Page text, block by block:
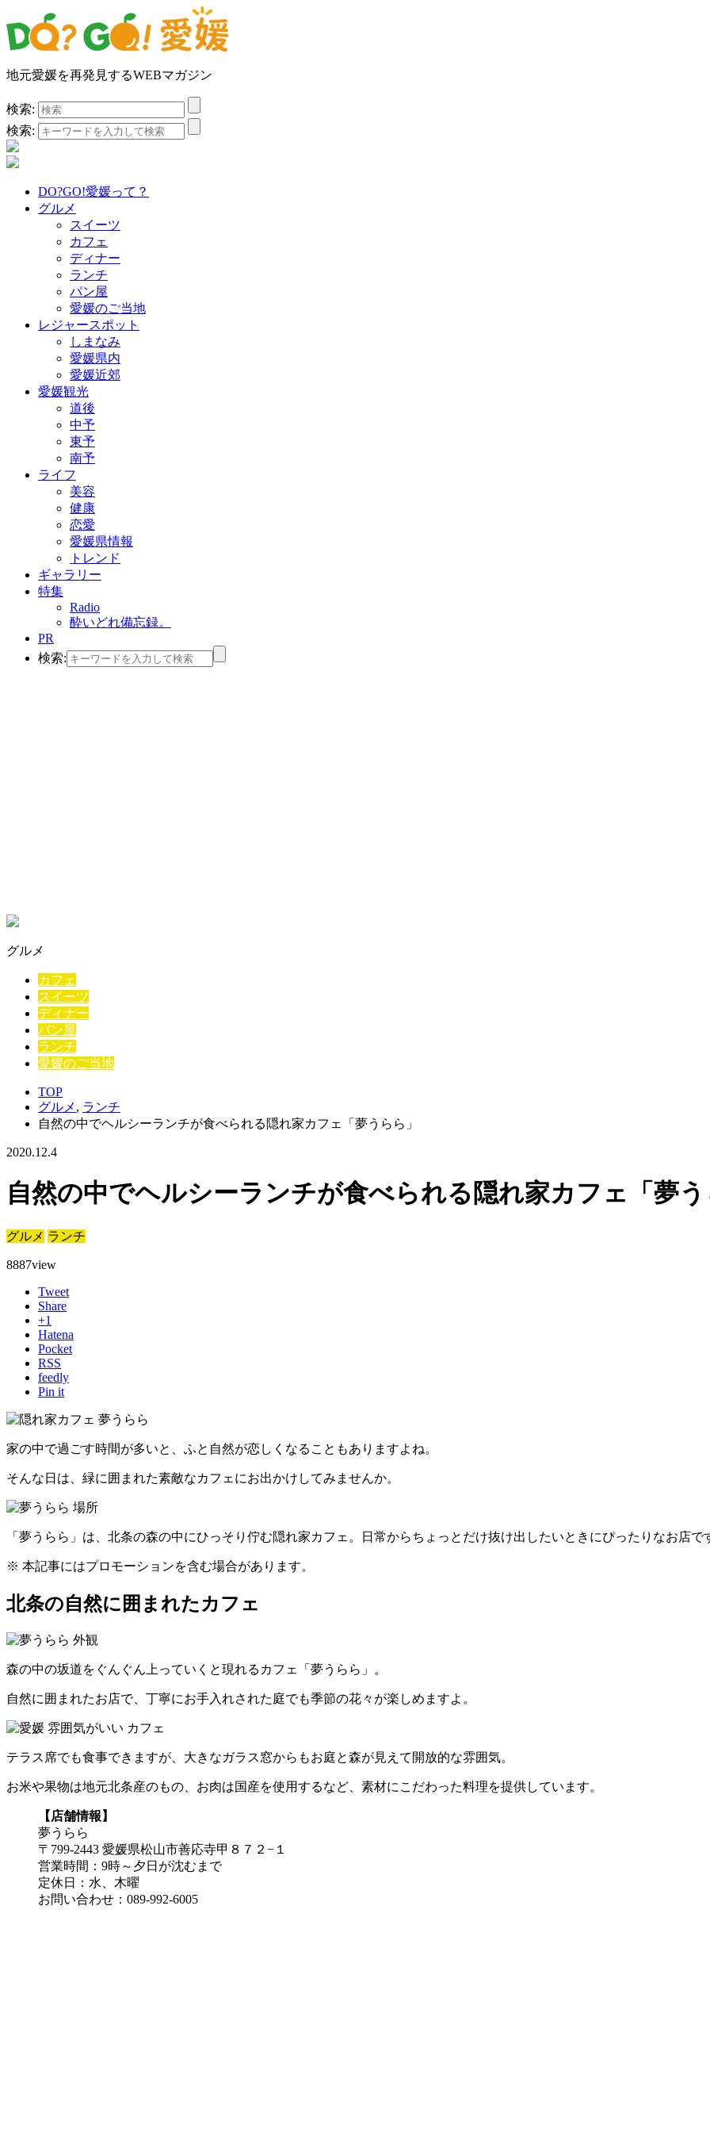
地元愛媛を再発見するWEBマガジン
検索:
検索:
DO?GO!愛媛って？
グルメ
スイーツ
カフェ
ディナー
ランチ
パン屋
愛媛のご当地
レジャースポット
しまなみ
愛媛県内
愛媛近郊
愛媛観光
道後
中予
東予
南予
ライフ
美容
健康
恋愛
愛媛県情報
トレンド
ギャラリー
特集
Radio
酔いどれ備忘録。
PR
検索:
グルメ
カフェ
スイーツ
ディナー
パン屋
ランチ
愛媛のご当地
TOP
グルメ , ランチ
自然の中でヘルシーランチが食べられる隠れ家カフェ「夢うらら」
2020.12.4
自然の中でヘルシーランチが食べられる隠れ家カフェ「夢
グルメ ランチ
8887view
Tweet
Share
+1
Hatena
Pocket
RSS
feedly
Pin it
家の中で過ごす時間が多いと、ふと自然が恋しくなることもありますよね。
そんな日は、緑に囲まれた素敵なカフェにお出かけしてみませんか。
「夢うらら」は、北条の森の中にひっそり佇む隠れ家カフェ。日常からちょっとだけ抜け出したいときにぴったりなお店で
※ 本記事にはプロモーションを含む場合があります。
北条の自然に囲まれたカフェ
森の中の坂道をぐんぐん上っていくと現れるカフェ「夢うらら」。
自然に囲まれたお店で、丁寧にお手入れされた庭でも季節の花々が楽しめますよ。
テラス席でも食事できますが、大きなガラス窓からもお庭と森が見えて開放的な雰囲気。
お米や果物は地元北条産のもの、お肉は国産を使用するなど、素材にこだわった料理を提供しています。
【店舗情報】
夢うらら
〒799-2443 愛媛県松山市善応寺甲８７２−１
営業時間：9時～夕日が沈むまで
定休日：水、木曜
お問い合わせ：089-992-6005